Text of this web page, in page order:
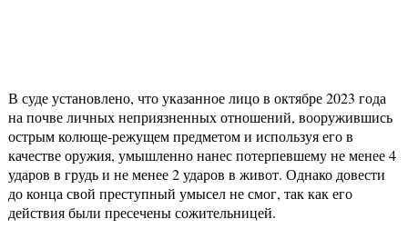
В суде установлено, что указанное лицо в октябре 2023 года
на почве личных неприязненных отношений, вооружившись
острым колюще-режущем предметом и используя его в
качестве оружия, умышленно нанес потерпевшему не менее 4
ударов в грудь и не менее 2 ударов в живот. Однако довести
до конца свой преступный умысел не смог, так как его
действия были пресечены сожительницей.